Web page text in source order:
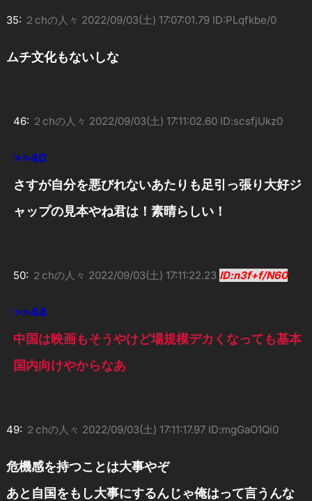
35: ２chの人々 2022/09/03(土) 17:07:01.79 ID:PLqfkbe/0
ムチ文化もないしな
46: ２chの人々 2022/09/03(土) 17:11:02.60 ID:scsfjUkz0
>>40
さすが自分を悪びれないあたりも足引っ張り大好ジ
ャップの見本やね君は！素晴らしい！
50: ２chの人々 2022/09/03(土) 17:11:22.23 ID:n3f+f/N60
>>44
中国は映画もそうやけど場規模デカくなっても基本
国内向けやからなあ
49: ２chの人々 2022/09/03(土) 17:11:17.97 ID:mgGaO1Qi0
危機感を持つことは大事やぞ
あと自国をもし大事にするんじゃ俺はって言うんな